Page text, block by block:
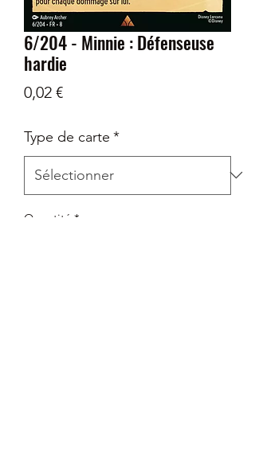
6/204 - Minnie : Défenseuse
hardie
0,02 €Prix
Type de carte *
Quantité *